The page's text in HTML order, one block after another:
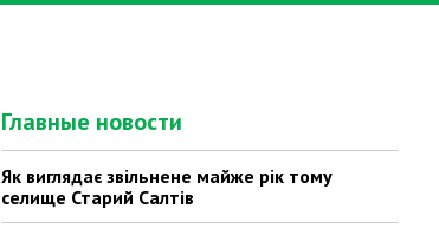
Главные новости
Як виглядає звільнене майже рік тому
селище Старий Салтів